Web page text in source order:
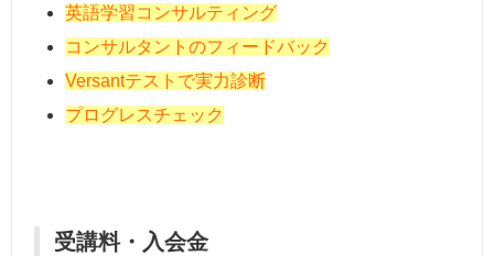
英語学習コンサルティング
コンサルタントのフィードバック
Versantテストで実力診断
プログレスチェック
受講料・入会金